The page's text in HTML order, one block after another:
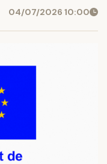
04/07/2026 10:00